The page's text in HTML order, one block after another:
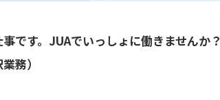
です。JUAでいっしょに働きませんか？
務）